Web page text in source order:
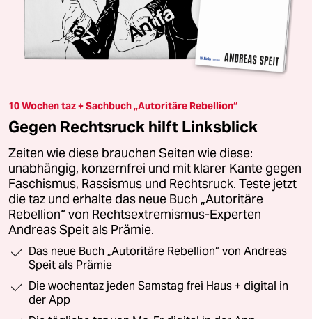
10 Wochen taz + Sachbuch „Autoritäre Rebellion“
Gegen Rechtsruck hilft Linksblick
Zeiten wie diese brauchen Seiten wie diese:
unabhängig, konzernfrei und mit klarer Kante gegen
Faschismus, Rassismus und Rechtsruck. Teste jetzt
die taz und erhalte das neue Buch „Autoritäre
Rebellion“ von Rechtsextremismus-Experten
Andreas Speit als Prämie.
Das neue Buch „Autoritäre Rebellion“ von Andreas
Speit als Prämie
Die wochentaz jeden Samstag frei Haus + digital in
der App